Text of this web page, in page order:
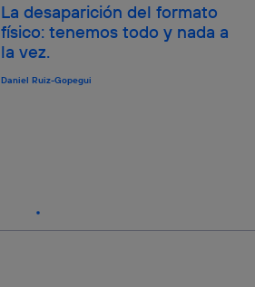
La desaparición del formato
físico: tenemos todo y nada a
la vez.
Daniel Ruiz-Gopegui